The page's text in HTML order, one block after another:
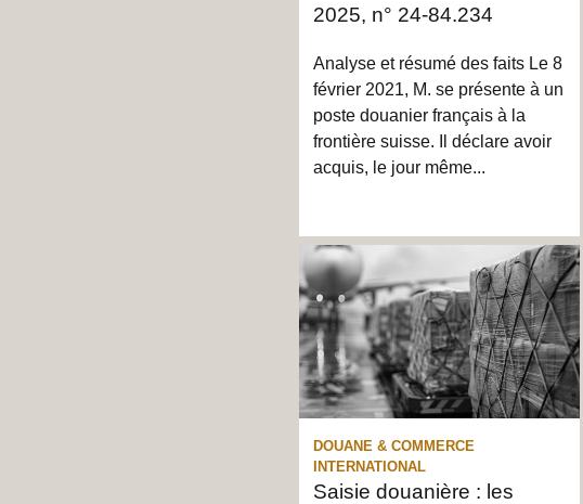
2025, n° 24-84.234
Analyse et résumé des faits Le 8
février 2021, M. se présente à un
poste douanier français à la
frontière suisse. Il déclare avoir
acquis, le jour même...
DOUANE & COMMERCE
INTERNATIONAL
Saisie douanière : les